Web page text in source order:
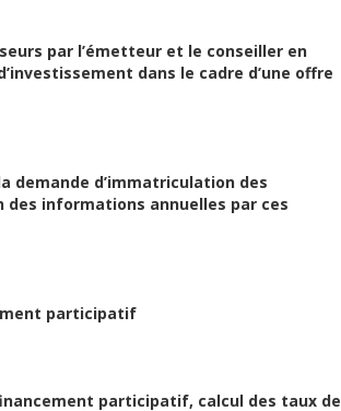
par l’émetteur et le conseiller en
dans le cadre d’une offre
demande d’immatriculation des
informations annuelles par ces
participatif
participatif, calcul des taux de